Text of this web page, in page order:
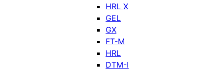
HRL X
GEL
GX
FT-M
HRL
DTM-I